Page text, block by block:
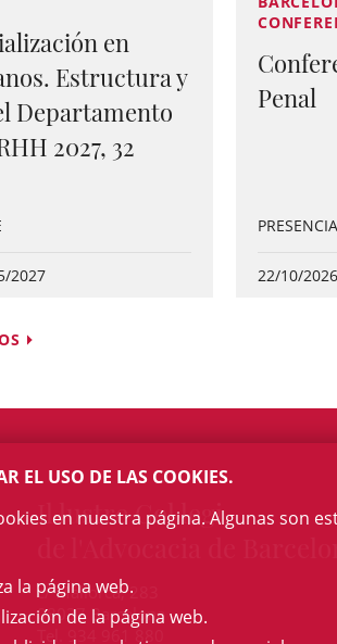
en
Estructura y
Departamento
2027, 32
2027
Penal
22/10/2026
Il·lustre Col·legi
c/ Mallorca, 283
08037 Barcelona
Tel. 934 961 880
EL USO DE LAS COOKIES.
en nuestra página. Algunas son
la página web.
de la página web.